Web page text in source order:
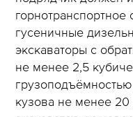
гусеничные
экскаваторы с
не менее 2,5
кузова не менее